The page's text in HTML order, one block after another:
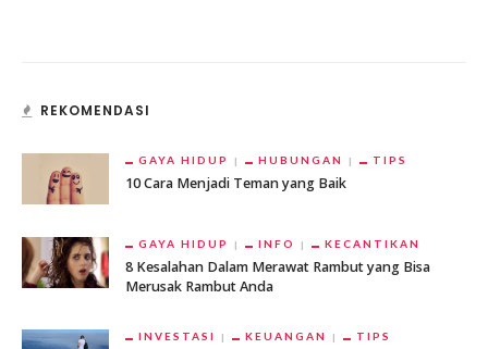
REKOMENDASI
GAYA HIDUP HUBUNGAN TIPS
10 Cara Menjadi Teman yang Baik
GAYA HIDUP INFO KECANTIKAN
8 Kesalahan Dalam Merawat Rambut yang Bisa
Merusak Rambut Anda
INVESTASI KEUANGAN TIPS